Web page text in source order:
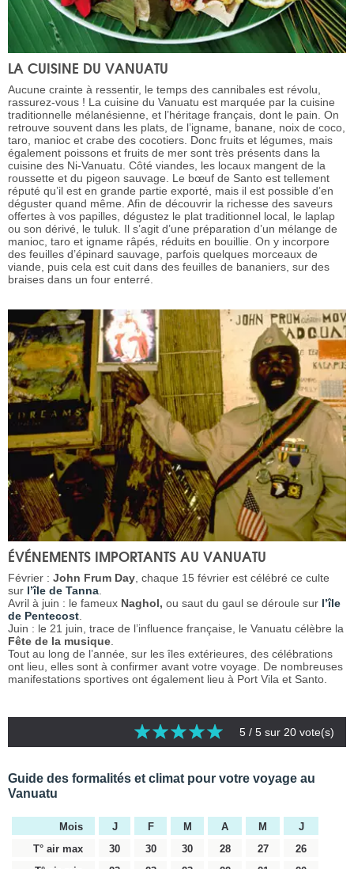
LA CUISINE DU VANUATU
Aucune crainte à ressentir, le temps des cannibales est révolu,
rassurez-vous ! La cuisine du Vanuatu est marquée par la cuisine
traditionnelle mélanésienne, et l’héritage français, dont le pain. On
retrouve souvent dans les plats, de l’igname, banane, noix de coco,
taro, manioc et crabe des cocotiers. Donc fruits et légumes, mais
également poissons et fruits de mer sont très présents dans la
cuisine des Ni-Vanuatu. Côté viandes, les locaux mangent de la
roussette et du pigeon sauvage. Le bœuf de Santo est tellement
réputé qu’il est en grande partie exporté, mais il est possible d’en
déguster quand même. Afin de découvrir la richesse des saveurs
offertes à vos papilles, dégustez le plat traditionnel local, le laplap
ou son dérivé, le tuluk. Il s’agit d’une préparation d’un mélange de
manioc, taro et igname râpés, réduits en bouillie. On y incorpore
des feuilles d’épinard sauvage, parfois quelques morceaux de
viande, puis cela est cuit dans des feuilles de bananiers, sur des
braises dans un four enterré.
ÉVÉNEMENTS IMPORTANTS AU VANUATU
Février : John Frum Day , chaque 15 février est célébré ce culte
sur l’île de Tanna
Avril à juin : le fameux Naghol, ou saut du gaul se déroule sur l’île
de Pentecost
Juin : le 21 juin, trace de l’influence française, le Vanuatu célèbre la
Fête de la musique
Tout au long de l’année, sur les îles extérieures, des célébrations
ont lieu, elles sont à confirmer avant votre voyage. De nombreuses
manifestations sportives ont également lieu à Port Vila et Santo.
5 / 5 sur 20 vote(s)
Guide des formalités et climat pour votre voyage au
Vanuatu
Mois J F M A M
J
T° air max
30 30 30 28 27
26